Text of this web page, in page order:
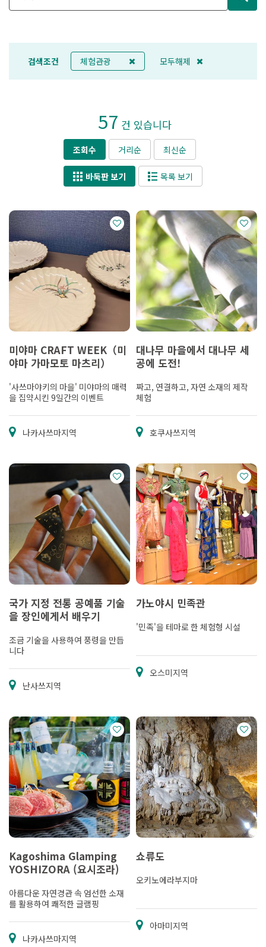
검색조건 체험관광 모두해제
57 건 있습니다
조회수 거리순 최신순
바둑판 보기 목록 보기
미야마 CRAFT WEEK（미
야마 가마모토 마츠리）
'사쓰마야키의 마을' 미야마의 매력
을 집약시킨 9일간의 이벤트
나카사쓰마지역
대나무 마을에서 대나무 세
공에 도전!
짜고, 연결하고, 자연 소재의 제작
체험
호쿠사쓰지역
국가 지정 전통 공예품 기술
을 장인에게서 배우기
조금 기술을 사용하여 풍령을 만듭
니다
난사쓰지역
가노야시 민족관
'민족'을 테마로 한 체험형 시설
오스미지역
Kagoshima Glamping
YOSHIZORA (요시조라)
아름다운 자연경관 속 엄선한 소재
를 활용하여 쾌적한 글램핑
나카사쓰마지역
쇼류도
오키노에라부지마
아마미지역